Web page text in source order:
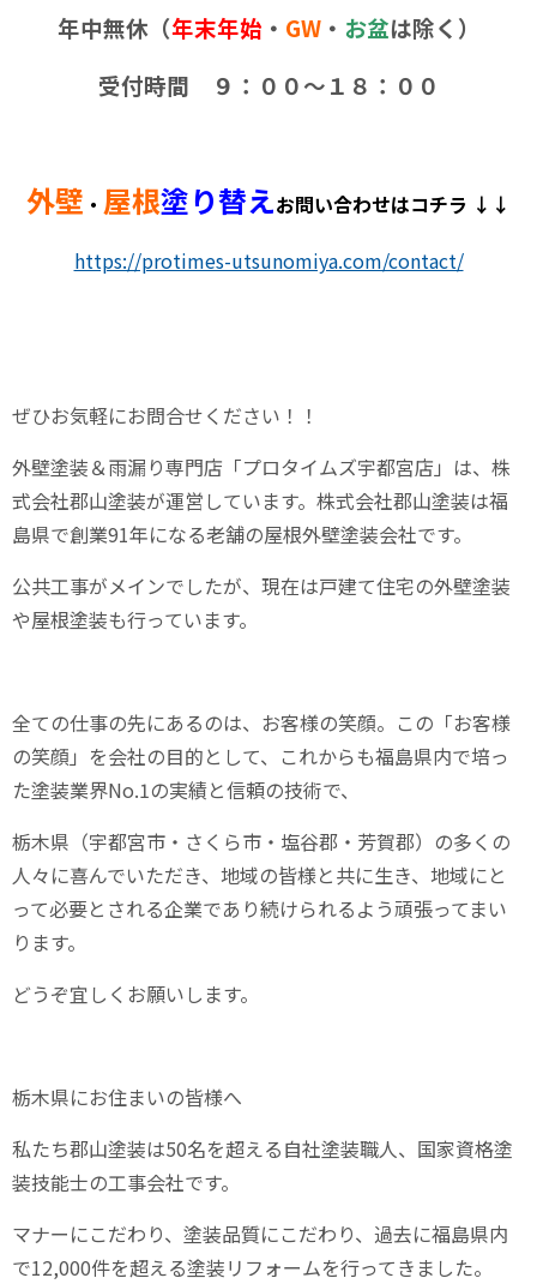
年中無休（年末年始 ・ GW・ お盆は除く）
受付時間 ９：００～１８：００
外壁 ・ 屋根塗り替えお問い合わせはコチラ ↓↓
https://protimes-utsunomiya.com/contact/
ぜひお気軽にお問合せください！！
外壁塗装＆雨漏り専門店「プロタイムズ宇都宮店」は、株
式会社郡山塗装が運営しています。株式会社郡山塗装は福
島県で創業91年になる老舗の屋根外壁塗装会社です。
公共工事がメインでしたが、現在は戸建て住宅の外壁塗装
や屋根塗装も行っています。
全ての仕事の先にあるのは、お客様の笑顔。この「お客様
の笑顔」を会社の目的として、これからも福島県内で培っ
た塗装業界No.1の実績と信頼の技術で、
栃木県（宇都宮市・さくら市・塩谷郡・芳賀郡）の多くの
人々に喜んでいただき、地域の皆様と共に生き、地域にと
って必要とされる企業であり続けられるよう頑張ってまい
ります。
どうぞ宜しくお願いします。
栃木県にお住まいの皆様へ
私たち郡山塗装は50名を超える自社塗装職人、国家資格塗
装技能士の工事会社です。
マナーにこだわり、塗装品質にこだわり、過去に福島県内
で12,000件を超える塗装リフォームを行ってきました。